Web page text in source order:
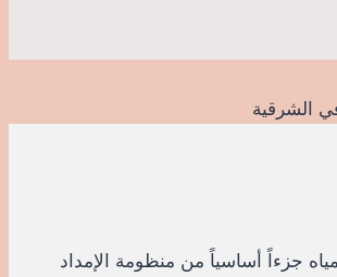
جزءاً أساسياً من منظومة الإمداد